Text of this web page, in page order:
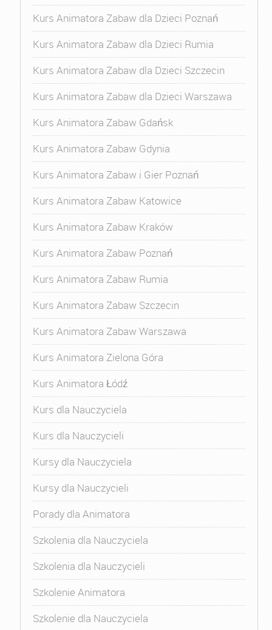
Kurs Animatora Zabaw dla Dzieci Poznań
Kurs Animatora Zabaw dla Dzieci Rumia
Kurs Animatora Zabaw dla Dzieci Szczecin
Kurs Animatora Zabaw dla Dzieci Warszawa
Kurs Animatora Zabaw Gdańsk
Kurs Animatora Zabaw Gdynia
Kurs Animatora Zabaw i Gier Poznań
Kurs Animatora Zabaw Katowice
Kurs Animatora Zabaw Kraków
Kurs Animatora Zabaw Poznań
Kurs Animatora Zabaw Rumia
Kurs Animatora Zabaw Szczecin
Kurs Animatora Zabaw Warszawa
Kurs Animatora Zielona Góra
Kurs Animatora Łódź
Kurs dla Nauczyciela
Kurs dla Nauczycieli
Kursy dla Nauczyciela
Kursy dla Nauczycieli
Porady dla Animatora
Szkolenia dla Nauczyciela
Szkolenia dla Nauczycieli
Szkolenie Animatora
Szkolenie dla Nauczyciela